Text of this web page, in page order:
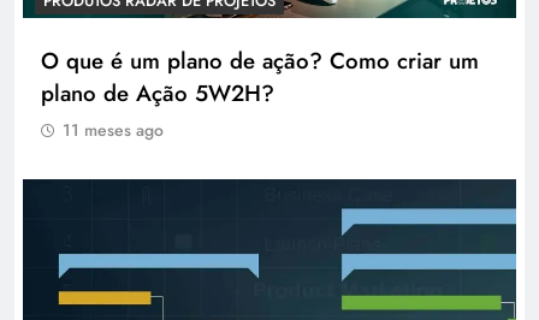
O que é um plano de ação? Como criar um
plano de Ação 5W2H?
11 meses ago